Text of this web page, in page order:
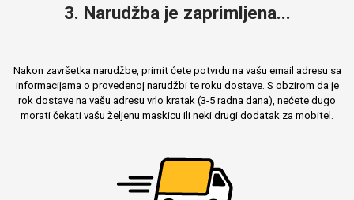
3. Narudžba je zaprimljena...
Nakon završetka narudžbe, primit ćete potvrdu na vašu email adresu sa
informacijama o provedenoj narudžbi te roku dostave. S obzirom da je
rok dostave na vašu adresu vrlo kratak (3-5 radna dana), nećete dugo
morati čekati vašu željenu maskicu ili neki drugi dodatak za mobitel.